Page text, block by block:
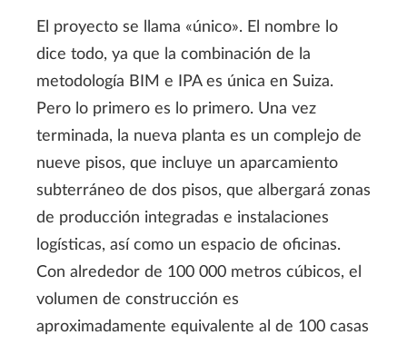
El proyecto se llama «único». El nombre lo
dice todo, ya que la combinación de la
metodología BIM e IPA es única en Suiza.
Pero lo primero es lo primero. Una vez
terminada, la nueva planta es un complejo de
nueve pisos, que incluye un aparcamiento
subterráneo de dos pisos, que albergará zonas
de producción integradas e instalaciones
logísticas, así como un espacio de oficinas.
Con alrededor de 100 000 metros cúbicos, el
volumen de construcción es
aproximadamente equivalente al de 100 casas